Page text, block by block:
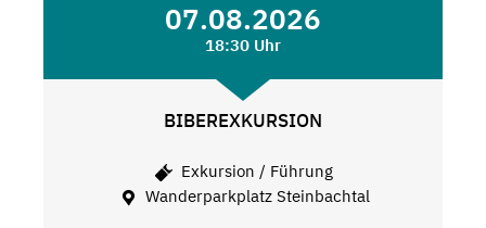
07.08.2026
18:30 Uhr
BIBEREXKURSION
Exkursion / Führung
Wanderparkplatz Steinbachtal